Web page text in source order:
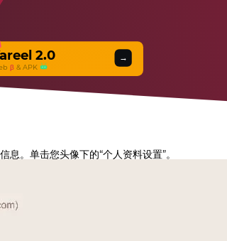
2.0
β & APK
→
息。单击您头像下的“个人资料设置”。